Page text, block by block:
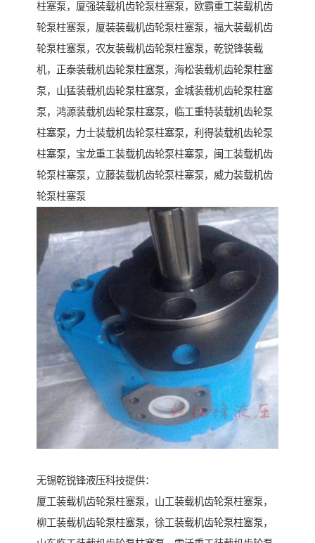
柱塞泵，厦强装载机齿轮泵柱塞泵，欧霸重工装载机齿
轮泵柱塞泵，厦装装载机齿轮泵柱塞泵，福大装载机齿
轮泵柱塞泵，农友装载机齿轮泵柱塞泵，乾锐锋装载
机，正泰装载机齿轮泵柱塞泵，海松装载机齿轮泵柱塞
泵，山猛装载机齿轮泵柱塞泵，金城装载机齿轮泵柱塞
泵，鸿源装载机齿轮泵柱塞泵，临工重特装载机齿轮泵
柱塞泵，力士装载机齿轮泵柱塞泵，利得装载机齿轮泵
柱塞泵，宝龙重工装载机齿轮泵柱塞泵，闽工装载机齿
轮泵柱塞泵，立藤装载机齿轮泵柱塞泵，威力装载机齿
轮泵柱塞泵
无锡乾锐锋液压科技提供：
厦工装载机齿轮泵柱塞泵，山工装载机齿轮泵柱塞泵，
柳工装载机齿轮泵柱塞泵，徐工装载机齿轮泵柱塞泵，